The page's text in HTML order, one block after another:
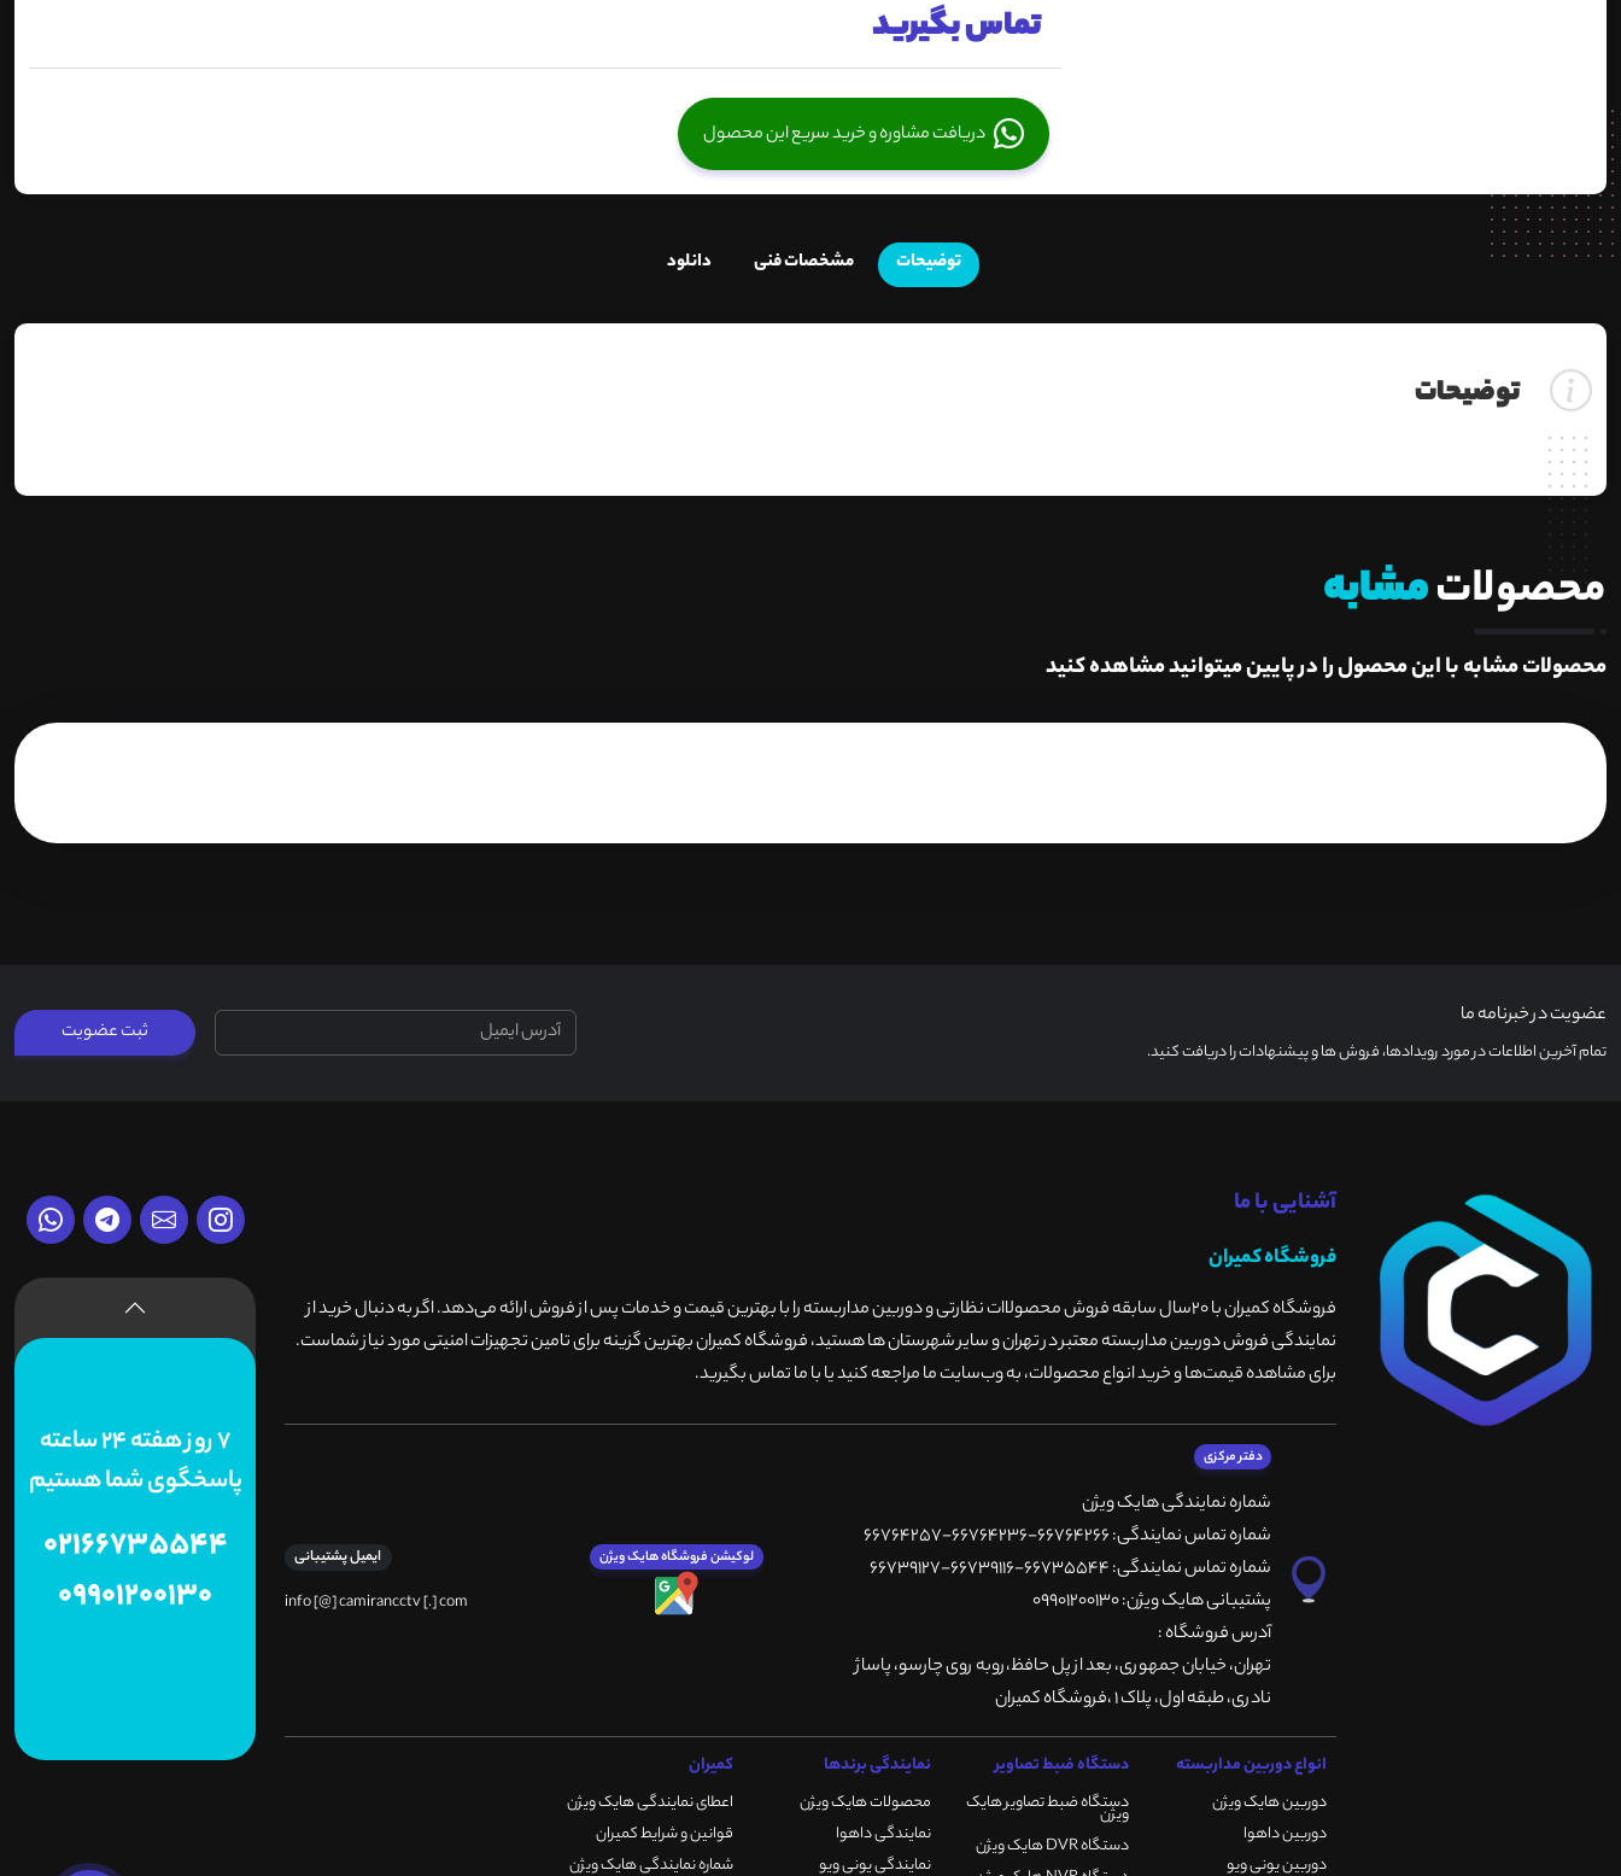
تماس بگیرید
دریافت مشاوره و خرید سریع این محصول
توضیحات مشخصات فنی دانلود
توضیحات
محصولاتمشابه
محصولات مشابه با این محصول را در پایین میتوانید مشاهده کنید
عضویت در خبرنامه ما
تمام آخرین اطلاعات در مورد رویدادها، فروش ها و پیشنهادات را دریافت کنید.
ثبت عضویت
آشنایی با ما
فروشگاه کمیران
فروشگاه کمیران با ۲۰سال سابقه فروش محصولاات نظارتی و دوربین مداربسته را با بهترین قیمت و خدمات پس از فروش ارائه می‌دهد. اگر به دنبال خرید از
نمایندگی فروش دوربین مداربسته معتبر در تهران و سایر شهرستان ها هستید، فروشگاه کمیران بهترین گزینه برای تامین تجهیزات امنیتی مورد نیاز شماست.
برای مشاهده قیمت‌ها و خرید انواع محصولات، به وب‌سایت ما مراجعه کنید یا با ما تماس بگیرید.
دفتر مرکزی
شماره نمایندگی هایک ویژن
شماره تماس نمایندگی: 66764266-66764236-66764257
شماره تماس نمایندگی: 66735544-66739116-66739127
پشتیبانی هایک ویژن: 09901200130
آدرس فروشگاه :
تهران، خيابان جمهوری، بعد از پل حافظ،روبه روی چارسو، پاساژ
نادری، طبقه اول، پلاک 1 ،فروشگاه کمیران
لوکیشن فروشگاه هایک ویژن ایمیل پشتیبانی
info [@] camirancctv [.] com
انواع دوربین مداربسته
دوربین هایک ویژن
دوربین داهوا
دوربین یونی ویو
دستگاه ضبط تصاویر
دستگاه ضبط تصاویر هایک
ویژن
دستگاه DVR هایک ویژن
نمایندگی برندها
محصولات هایک ویژن
نمایندگی داهوا
نمایندگی یونی ویو
کمیران
اعطای نمایندگی هایک ویژن
قوانین و شرایط کمیران
شماره نمایندگی هایک ویژن
7 روز هفته 24 ساعته
پاسخگوی شما هستیم
02166735544
09901200130